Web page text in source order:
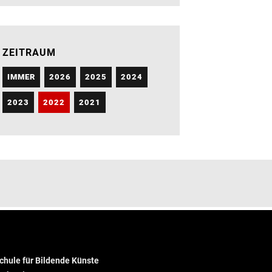
ZEITRAUM
IMMER 2026 2025 2024
2023 2022 2021
für Bildende Künste